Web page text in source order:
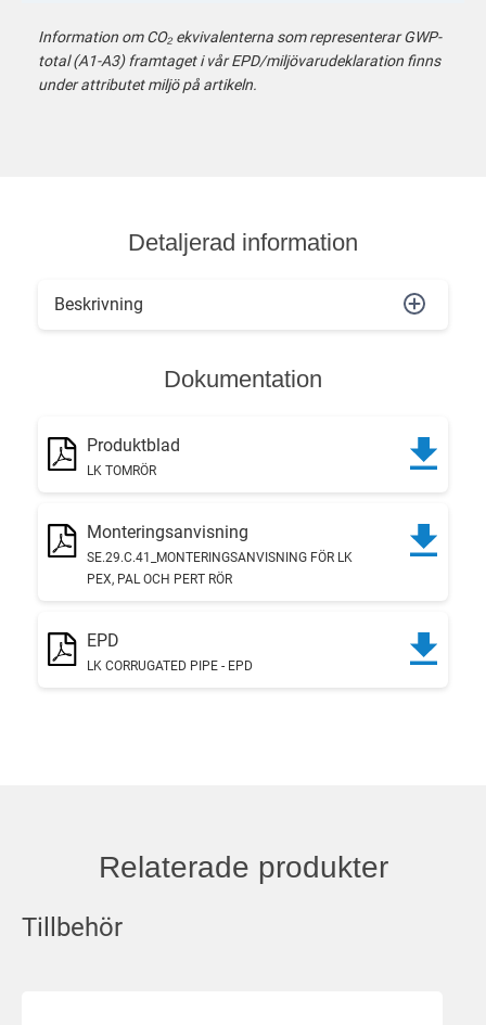
Information om CO₂ ekvivalenterna som representerar GWP-
total (A1-A3) framtaget i vår EPD/miljövarudeklaration finns
under attributet miljö på artikeln.
Detaljerad information
Beskrivning
Dokumentation
Produktblad
LK TOMRÖR
Monteringsanvisning
SE.29.C.41_MONTERINGSANVISNING FÖR LK
PEX, PAL OCH PERT RÖR
EPD
LK CORRUGATED PIPE - EPD
Relaterade produkter
Tillbehör